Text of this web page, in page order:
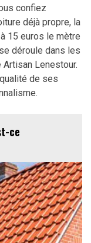
confiez
déjà propre, la
15 euros le mètre
déroule dans les
Artisan Lenestour.
de ses
ce